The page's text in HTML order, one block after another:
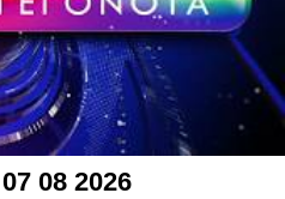
08 2026